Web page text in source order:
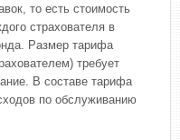
то есть стоимость
страхователя в
Размер тарифа
требует
В составе тарифа
по обслуживанию